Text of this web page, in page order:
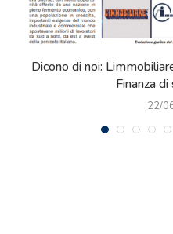
Dicono di noi:
Finanza
22/